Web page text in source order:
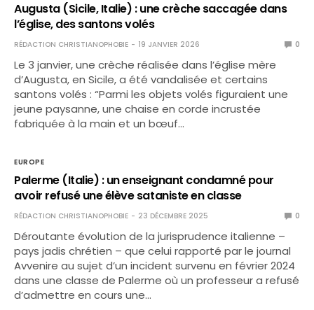
Augusta (Sicile, Italie) : une crèche saccagée dans
l’église, des santons volés
RÉDACTION CHRISTIANOPHOBIE 19 JANVIER 2026 0
Le 3 janvier, une crèche réalisée dans l’église mère
d’Augusta, en Sicile, a été vandalisée et certains
santons volés : “Parmi les objets volés figuraient une
jeune paysanne, une chaise en corde incrustée
fabriquée à la main et un bœuf…
EUROPE
Palerme (Italie) : un enseignant condamné pour
avoir refusé une élève sataniste en classe
RÉDACTION CHRISTIANOPHOBIE 23 DÉCEMBRE 2025 0
Déroutante évolution de la jurisprudence italienne –
pays jadis chrétien – que celui rapporté par le journal
Avvenire au sujet d’un incident survenu en février 2024
dans une classe de Palerme où un professeur a refusé
d’admettre en cours une…